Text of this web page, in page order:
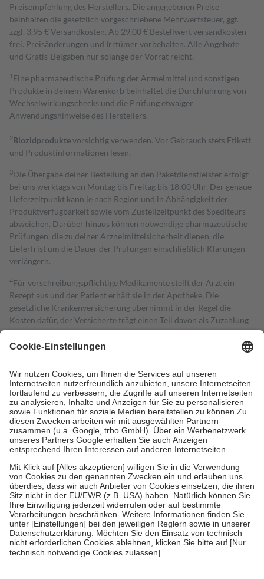
Preisempfehlung des Herstellers. Die angegebenen Preise
beinhalten die gesetzlich vorgeschriebene Mehrwertsteuer, ggf.
zzgl. 3,95 € Versandkosten. Ab 29,00 € Bestell­wert versand­kosten­
frei. Preisänderungen und Irrtümer vorbehalten. Alle Angebote
und Gratis-Beigaben nur solange der Vorrat reicht.
1 Eine pharmazeutische Prüfung der Arzneimittel und sonstigen
Produkte in deinem Warenkorb beinhaltet die Durchführung von
Wechselwirkungschecks und die Prüfung etwaiger
Anwendungshinweise des Herstellers.
2Biozidproduktevorsichtig verwenden. Vor Gebrauch stets Etikett
und Produktinformationen lesen.
3Die Übergabe deiner Bestellung an den Paketdienstleister erfolgt
bei uns werktags von Montag bis Freitag bis 18:00 Uhr. Der genaue
Lieferzeitpunkt kann je nach Region und in Abhängigkeit der
Produktverfügbarkeit sowie vom Zustellzeitpunkt des Spediteurs
abweichen. Darüber hinaus können notwendige pharmazeutische
Prüfungen, die zu deiner Arzneimittelsicherheit dienen, die
Lieferfrist um die Dauer der Prüfungen einschließlich Klärungen
verlängern.
4Für verschreibungspflichtige Medikamente stellt der Arzt ein
Rezept aus und der Patient erhält sie in der Apotheke. Die
gesetzliche Krankenversicherung übernimmt in der Regel die
Kosten dafür, der Versicherte trägt einen Teil davon als Zuzahlung
mit.
Grundsätzlich leisten Mitglieder Zuzahlungen in Höhe von zehn
höchstens zehn Euro.
Es sind jedoch nie mehr als die tatsächlichen
Kosten der Leistung zu entrichten.
Diese Regeln gelten grundsätzlich auch für Online-Apotheken.
Bei Heilmitteln und häuslicher Krankenpflege beträgt die
Zuzahlung zehn Prozent der Kosten sowie zehn Euro je
Verordnung.
Um das Engagement der Versicherten für ihre eigene Gesundheit zu
stärken und die besondere Stellung der Familie zu unterstützen,
fallenkeine Zuzahlungenan bei:
• Kindern und Jugendlichen bis zum vollendeten 18. Lebensjahr
mit Ausnahme der Fahrkosten
• Untersuchungen zur Vorsorge und Früherkennung, die von der
GKV getragen werden
• empfohlenen Schutzimpfungen
• Harn- und Blutteststreifen